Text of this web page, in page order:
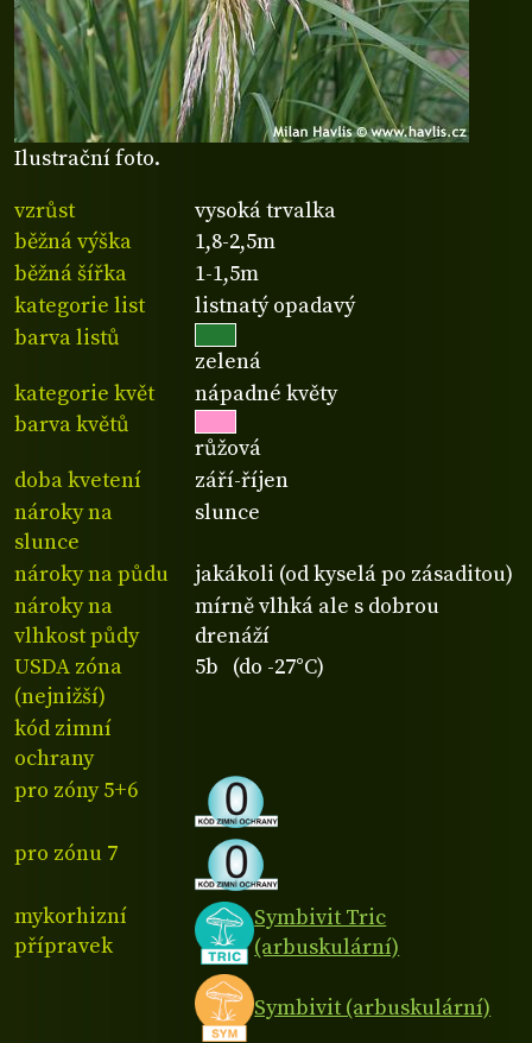
Ilustrační foto.
vzrůst
vysoká trvalka
běžná výška
1,8-2,5m
běžná šířka
1-1,5m
kategorie list
listnatý opadavý
barva listů
zelená
kategorie květ
nápadné květy
barva květů
růžová
doba kvetení
září-říjen
nároky na
slunce
slunce
nároky na půdu
jakákoli (od kyselá po zásaditou)
nároky na
vlhkost půdy
mírně vlhká ale s dobrou
drenáží
USDA zóna
(nejnižší)
5b (do -27°C)
kód zimní
ochrany
pro zóny 5+6
pro zónu 7
mykorhizní
přípravek
Symbivit Tric
(arbuskulární)
Symbivit (arbuskulární)